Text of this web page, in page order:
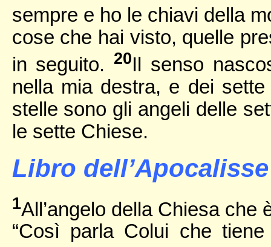
sempre e ho le chiavi della
cose che hai visto, quelle
in seguito. 20Il senso
nella mia destra, e dei
stelle sono gli angeli delle
le sette Chiese.
Libro
1All’angelo della Chiesa che
“Così parla Colui che